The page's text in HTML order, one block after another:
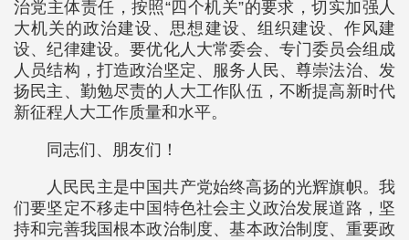
治党主体责任，按照“四个机关”的要求，切实加强人
大机关的政治建设、思想建设、组织建设、作风建
设、纪律建设。要优化人大常委会、专门委员会组成
人员结构，打造政治坚定、服务人民、尊崇法治、发
扬民主、勤勉尽责的人大工作队伍，不断提高新时代
新征程人大工作质量和水平。
同志们、朋友们！
人民民主是中国共产党始终高扬的光辉旗帜。我
们要坚定不移走中国特色社会主义政治发展道路，坚
持和完善我国根本政治制度、基本政治制度、重要政